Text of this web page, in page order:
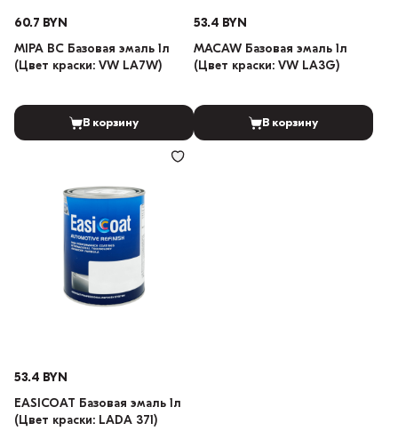
60.7 BYN
MIPA BC Базовая эмаль 1л
(Цвет краски: VW LA7W)
В корзину
53.4 BYN
MACAW Базовая эмаль 1л
(Цвет краски: VW LA3G)
В корзину
53.4 BYN
EASICOAT Базовая эмаль 1л
(Цвет краски: LADA 371)